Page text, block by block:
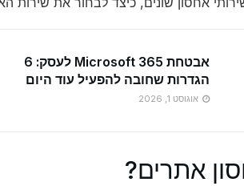
אבטחת Microsoft 365 לעסק: 6
הגדרות שחובה להפעיל עוד היום
אוגוסט 1, 2026
אתרים?